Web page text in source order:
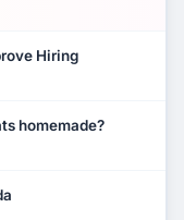
Hiring
homemade?